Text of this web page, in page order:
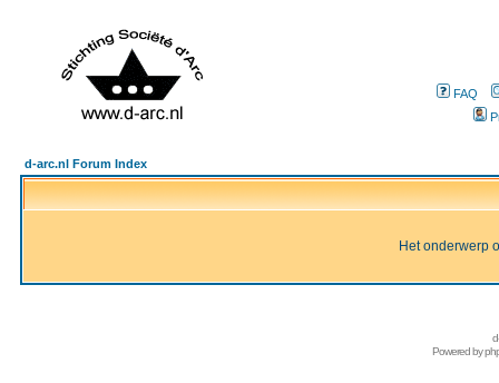
FAQ
d-arc.nl Forum Index
Het onderwerp
Powered by